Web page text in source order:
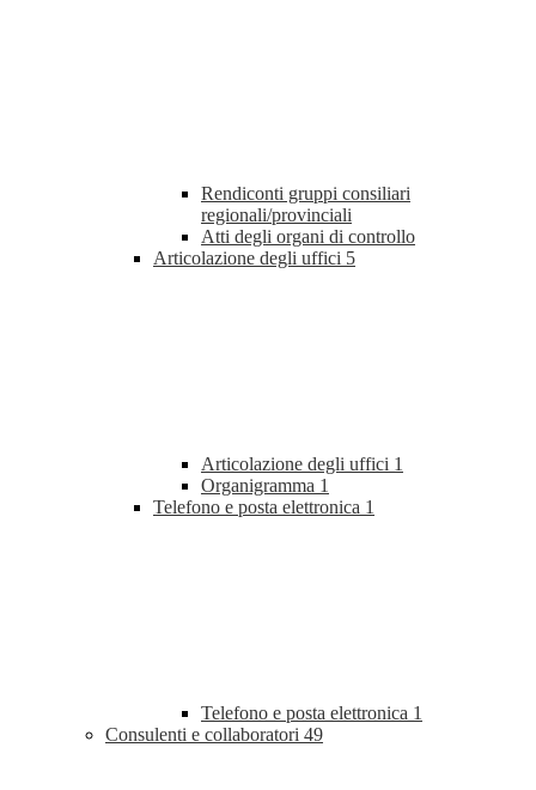
Rendiconti gruppi consiliari
regionali/provinciali
Atti degli organi di controllo
Articolazione degli uffici 5
Articolazione degli uffici 1
Organigramma 1
Telefono e posta elettronica 1
Telefono e posta elettronica 1
Consulenti e collaboratori 49